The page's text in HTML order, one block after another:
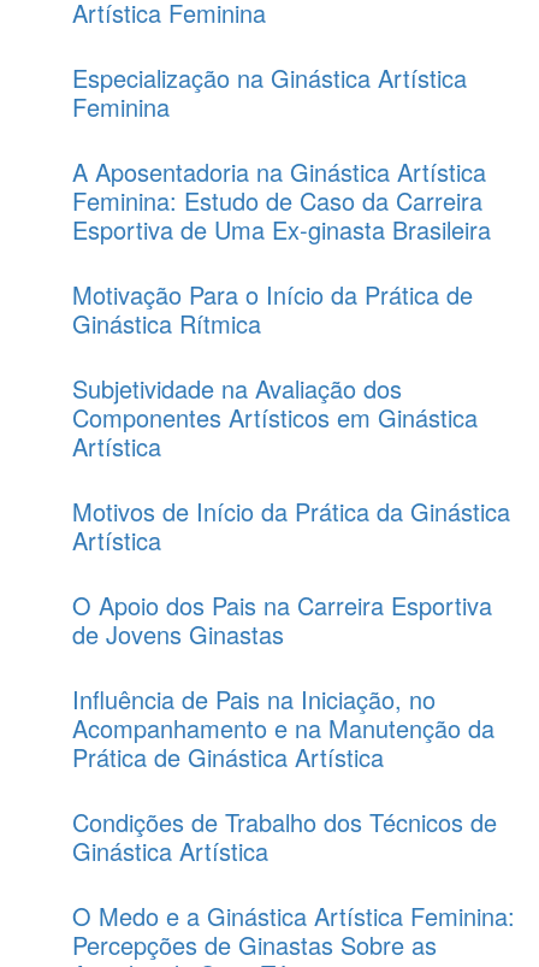
Artística Feminina
Especialização na Ginástica Artística
Feminina
A Aposentadoria na Ginástica Artística
Feminina: Estudo de Caso da Carreira
Esportiva de Uma Ex-ginasta Brasileira
Motivação Para o Início da Prática de
Ginástica Rítmica
Subjetividade na Avaliação dos
Componentes Artísticos em Ginástica
Artística
Motivos de Início da Prática da Ginástica
Artística
O Apoio dos Pais na Carreira Esportiva
de Jovens Ginastas
Influência de Pais na Iniciação, no
Acompanhamento e na Manutenção da
Prática de Ginástica Artística
Condições de Trabalho dos Técnicos de
Ginástica Artística
O Medo e a Ginástica Artística Feminina:
Percepções de Ginastas Sobre as